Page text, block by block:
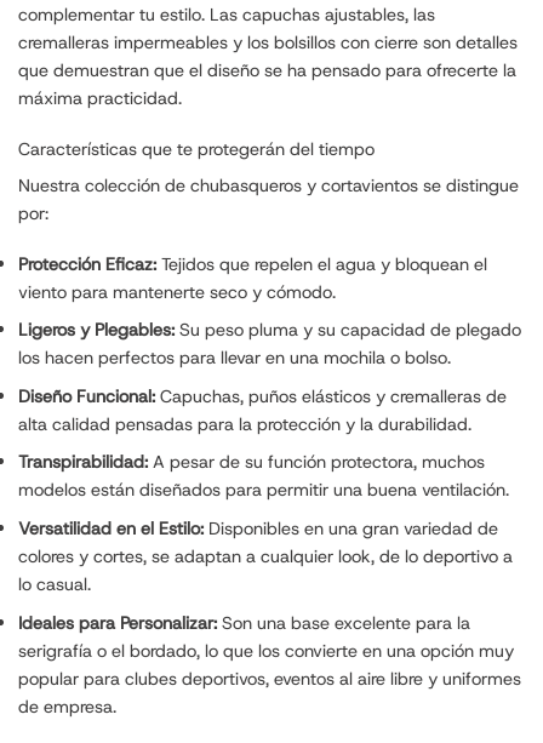
complementar tu estilo. Las capuchas ajustables, las
cremalleras impermeables y los bolsillos con cierre son detalles
que demuestran que el diseño se ha pensado para ofrecerte la
máxima practicidad.
Características que te protegerán del tiempo
Nuestra colección de chubasqueros y cortavientos se distingue
por:
Protección Eficaz: Tejidos que repelen el agua y bloquean el
viento para mantenerte seco y cómodo.
Ligeros y Plegables: Su peso pluma y su capacidad de plegado
los hacen perfectos para llevar en una mochila o bolso.
Diseño Funcional: Capuchas, puños elásticos y cremalleras de
alta calidad pensadas para la protección y la durabilidad.
Transpirabilidad: A pesar de su función protectora, muchos
modelos están diseñados para permitir una buena ventilación.
Versatilidad en el Estilo: Disponibles en una gran variedad de
colores y cortes, se adaptan a cualquier look, de lo deportivo a
lo casual.
Ideales para Personalizar: Son una base excelente para la
serigrafía o el bordado, lo que los convierte en una opción muy
popular para clubes deportivos, eventos al aire libre y uniformes
de empresa.